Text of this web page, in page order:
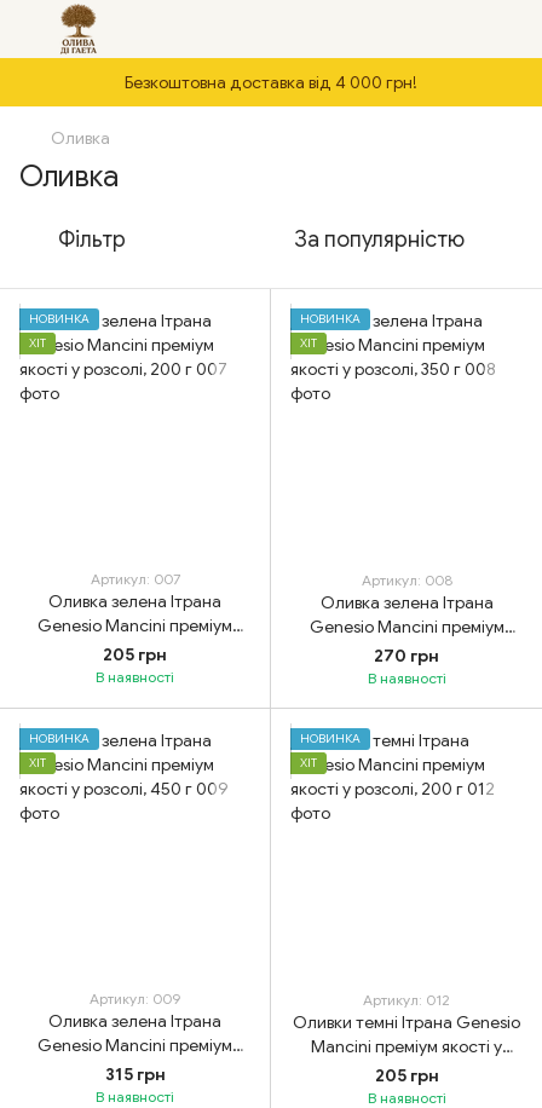
Безкоштовна доставка від 4 000 грн!
Оливка
Оливка
Фільтр За популярністю
НОВИНКА
ХІТ
Артикул: 007
Оливка зелена Ітрана
Genesio Mancini преміум
якості у розсолі, 200 г
205 грн
В наявності
НОВИНКА
ХІТ
Артикул: 008
Оливка зелена Ітрана
Genesio Mancini преміум
якості у розсолі, 350 г
270 грн
В наявності
НОВИНКА
ХІТ
Артикул: 009
Оливка зелена Ітрана
Genesio Mancini преміум
якості у розсолі, 450 г
315 грн
В наявності
НОВИНКА
ХІТ
Артикул: 012
Оливки темні Ітрана Genesio
Mancini преміум якості у
розсолі, 200 г
205 грн
В наявності